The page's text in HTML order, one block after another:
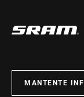
MANTENTE